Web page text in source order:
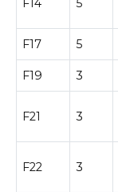
F14 5
F17 5
F19 3
F21 3
F22 3